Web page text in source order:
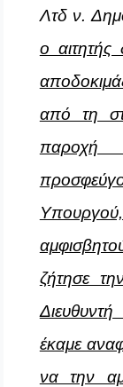
Λτδ ν.
ο αιτητής
από τη
παροχή
ζήτησε
έκαμε
να την